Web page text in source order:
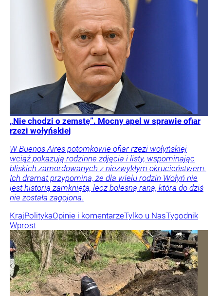
„Nie chodzi o zemstę”. Mocny apel w sprawie ofiar
rzezi wołyńskiej
W Buenos Aires potomkowie ofiar rzezi wołyńskiej
wciąż pokazują rodzinne zdjęcia i listy, wspominając
bliskich zamordowanych z niezwykłym okrucieństwem.
Ich dramat przypomina, że dla wielu rodzin Wołyń nie
jest historią zamkniętą, lecz bolesną raną, która do dziś
nie została zagojona.
KrajPolitykaOpinie i komentarzeTylko u NasTygodnik
Wprost